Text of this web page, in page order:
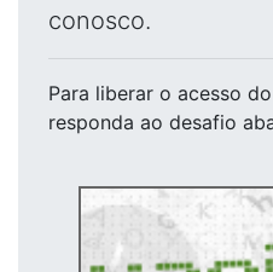
conosco.
Para liberar o acesso
responda ao desafio